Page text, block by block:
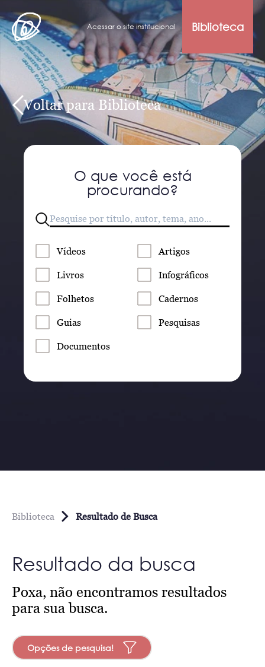
Acessar o site institucional Biblioteca
Voltar para Biblioteca
O que você está
procurando?
Vídeos Artigos
Livros Infográficos
Folhetos Cadernos
Guias Pesquisas
Documentos
Biblioteca Resultado de Busca
Resultado da busca
Poxa, não encontramos resultados
para sua busca.
Opções de pesquisa!